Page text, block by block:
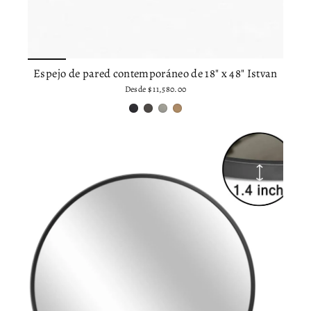
Espejo de pared contemporáneo de 18" x 48" Istvan
Desde$ 11,580.00